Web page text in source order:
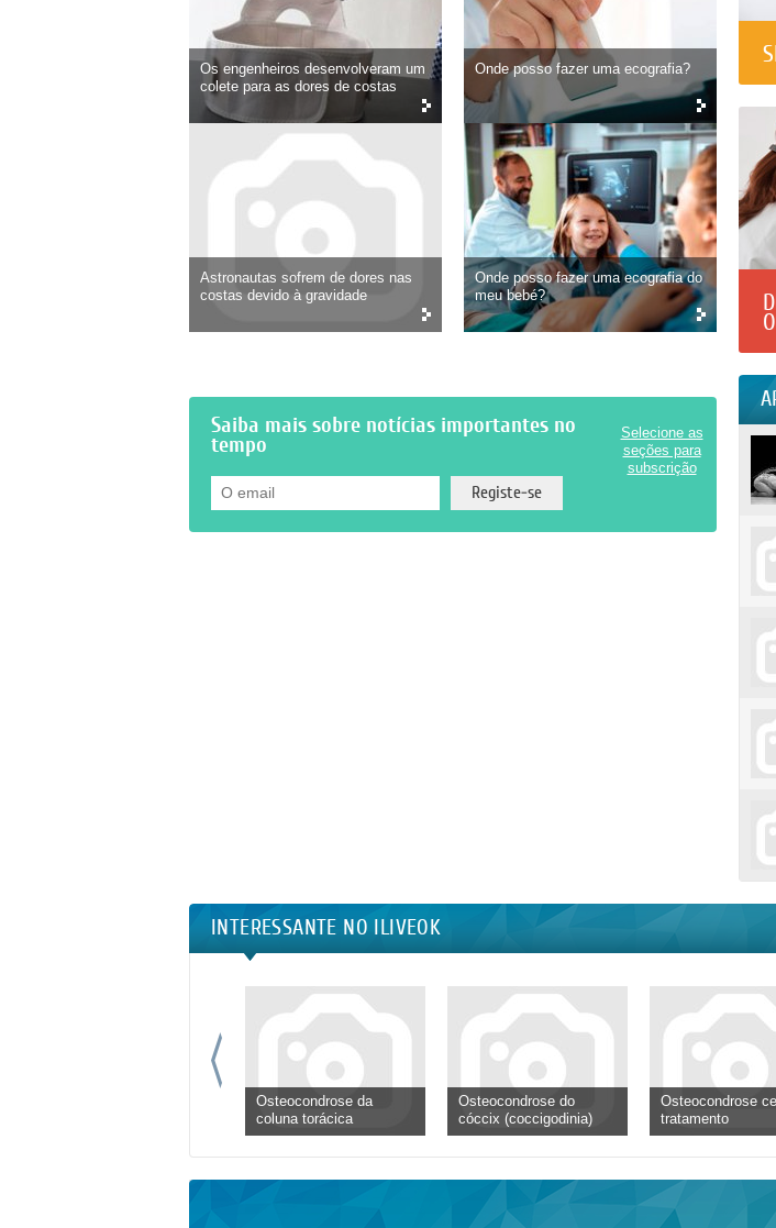
Os engenheiros desenvolveram um
colete para as dores de costas
Astronautas sofrem de dores nas
costas devido à gravidade
Onde posso fazer uma ecografia?
Onde posso fazer uma ecografia do
meu bebé?
Selecione as
seções para
subscrição
Saiba mais sobre notícias importantes no
tempo
O email*
INTERESSANTE NO ILIVEOK
Osteocondrose da
coluna torácica
Osteocondrose do
cóccix (coccigodinia)
Osteocondrose
tratamento